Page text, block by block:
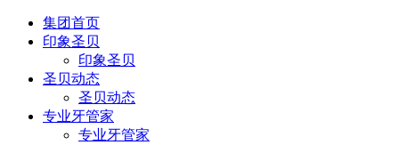
集团首页
印象圣贝
印象圣贝
圣贝动态
圣贝动态
专业牙管家
专业牙管家